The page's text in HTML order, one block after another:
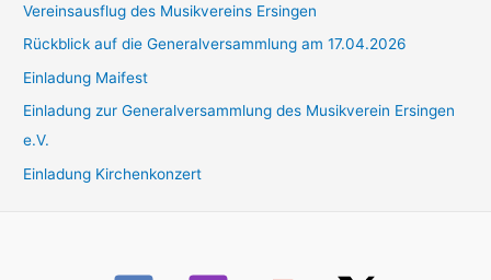
Vereinsausflug des Musikvereins Ersingen
Rückblick auf die Generalversammlung am 17.04.2026
Einladung Maifest
Einladung zur Generalversammlung des Musikverein Ersingen
e.V.
Einladung Kirchenkonzert